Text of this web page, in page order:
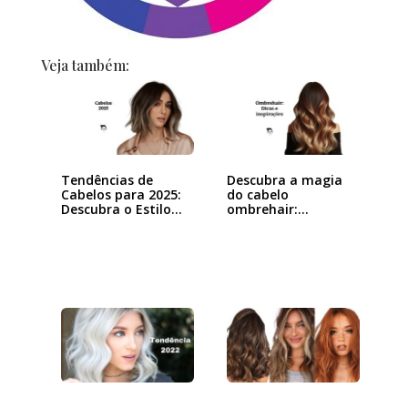
Veja também:
Tendências de
Cabelos para 2025:
Descubra o Estilo…
Descubra a magia
do cabelo
ombrehair: